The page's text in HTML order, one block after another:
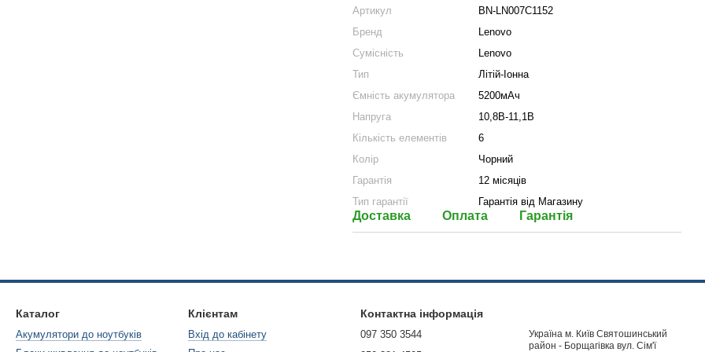
Артикул
BN-LN007C1152
Бренд
Lenovo
Сумісність
Lenovo
Тип
Літій-Іонна
Ємність акумулятора
5200мАч
Напруга
10,8В-11,1В
Кількість елементів
6
Колір
Чорний
Гарантія
12 місяців
Тип гарантії
Гарантія від Магазину
Доставка Оплата Гарантія
Каталог
Акумулятори до ноутбуків
Клієнтам
Вхід до кабінету
Контактна інформація
097 350 3544
Україна м. Київ Святошинський
район - Борщагівка вул. Сім'ї